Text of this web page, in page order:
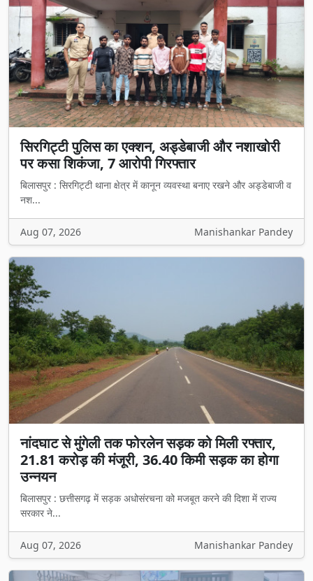
सिरगिट्टी पुलिस का एक्शन, अड्डेबाजी और नशाखोरी
पर कसा शिकंजा, 7 आरोपी गिरफ्तार
बिलासपुर : सिरगिट्टी थाना क्षेत्र में कानून व्यवस्था बनाए रखने और अड्डेबाजी व
नश...
Aug 07, 2026 Manishankar Pandey
नांदघाट से मुंगेली तक फोरलेन सड़क को मिली रफ्तार,
21.81 करोड़ की मंजूरी, 36.40 किमी सड़क का होगा
उन्नयन
बिलासपुर : छत्तीसगढ़ में सड़क अधोसंरचना को मजबूत करने की दिशा में राज्य
सरकार ने...
Aug 07, 2026 Manishankar Pandey